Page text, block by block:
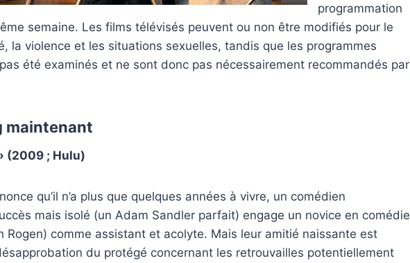
programmation
semaine. Les films télévisés peuvent ou non être modifiés pour le
la violence et les situations sexuelles, tandis que les programmes
été examinés et ne sont donc pas nécessairement recommandés par
maintenant
(2009 ; Hulu)
qu’il n’a plus que quelques années à vivre, un comédien
mais isolé (un Adam Sandler parfait) engage un novice en comédie
Rogen) comme assistant et acolyte. Mais leur amitié naissante est
du protégé concernant les retrouvailles potentiellement